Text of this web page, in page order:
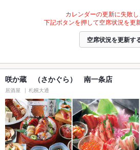
カレンダーの更新に失敗し
下記ボタンを押して空席状況を更
空席状況を更新す
咲か蔵 （さかぐら） 南一条店
居酒屋 札幌大通